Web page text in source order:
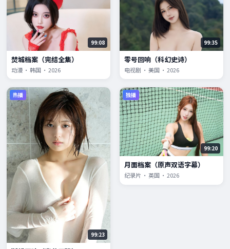
99:08
焚城档案（完结全集）
动漫 · 韩国 · 2026
99:35
零号回响（科幻史诗）
电视剧 · 美国 · 2026
热播
99:23
独播
99:20
月面档案（原声双语字幕）
纪录片 · 英国 · 2026